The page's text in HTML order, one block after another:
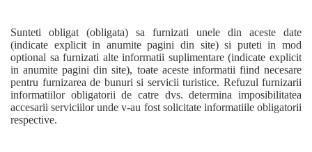
Sunteti obligat (obligata) sa furnizati unele din aceste date
(indicate explicit in anumite pagini din site) si puteti in mod
optional sa furnizati alte informatii suplimentare (indicate explicit
in anumite pagini din site), toate aceste informatii fiind necesare
pentru furnizarea de bunuri si servicii turistice. Refuzul furnizarii
informatiilor obligatorii de catre dvs. determina imposibilitatea
accesarii serviciilor unde v-au fost solicitate informatiile obligatorii
respective.